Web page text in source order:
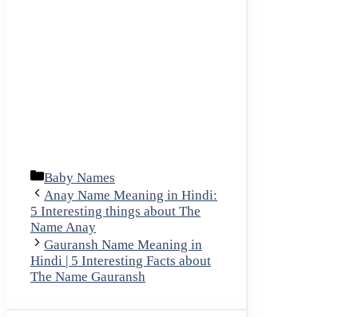
Categories
Baby Names
Anay Name Meaning in Hindi:
5 Interesting things about The
Name Anay
Gauransh Name Meaning in
Hindi | 5 Interesting Facts about
The Name Gauransh